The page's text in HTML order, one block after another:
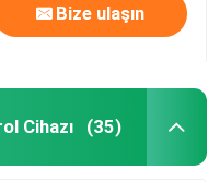
Bize ulaşın
Cihazı (35)